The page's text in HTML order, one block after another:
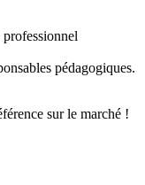
pédagogiques.
sur le marché !